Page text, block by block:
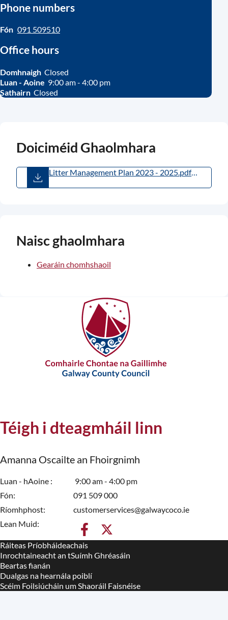
Phone numbers
Fón 091 509510
Office hours
Domhnaigh Closed
Luan - Aoine 9:00 am - 4:00 pm
Sathairn Closed
Doiciméid Ghaolmhara
Litter Management Plan 2023 - 2025.pdf
Naisc ghaolmhara
Gearáin chomhshaoil
Téigh i dteagmháil linn
Amanna Oscailte an Fhoirgnimh
Luan - hAoine
9:00 am - 4:00 pm
Fón
091 509 000
Ríomhphost
customerservices@galwaycoco.ie
Lean Muid:
Housekeeping
Ráiteas Príobháideachais
Inrochtaineacht an tSuímh Ghréasáin
Beartas fianán
Dualgas na hearnála poiblí
Scéim Foilsiúcháin um Shaoráil Faisnéise